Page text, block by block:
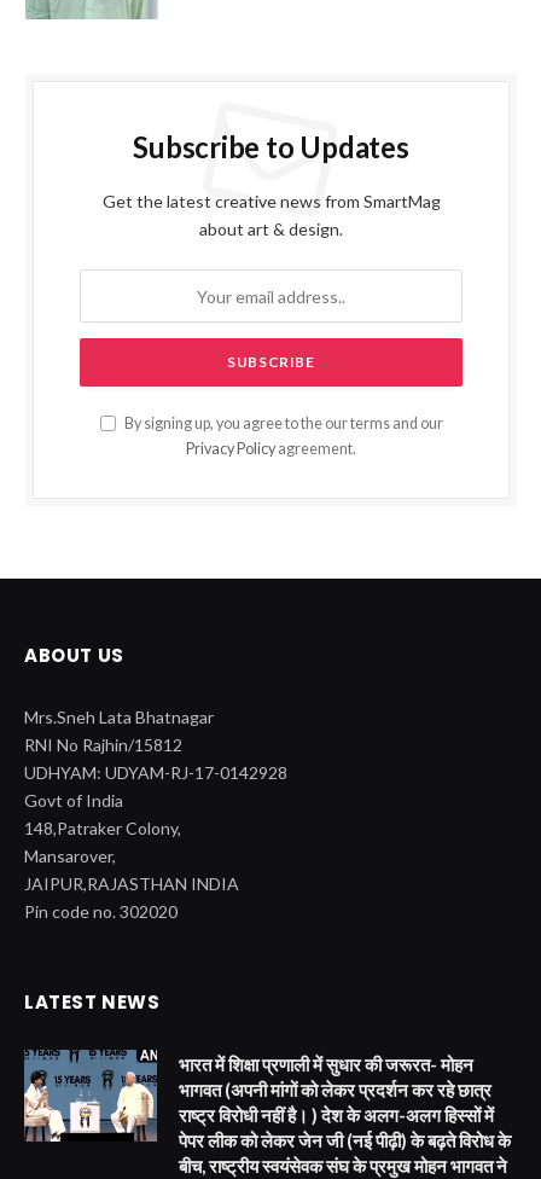
Subscribe to Updates
Get the latest creative news from SmartMag
about art & design.
By signing up, you agree to the our terms and our
Privacy Policy agreement.
ABOUT US
Mrs.Sneh Lata Bhatnagar
RNI No Rajhin/15812
UDHYAM: UDYAM-RJ-17-0142928
Govt of India
148,Patraker Colony,
Mansarover,
JAIPUR,RAJASTHAN INDIA
Pin code no. 302020
LATEST NEWS
भारत में शिक्षा प्रणाली में सुधार की जरूरत- मोहन
भागवत (अपनी मांगों को लेकर प्रदर्शन कर रहे छात्र
राष्ट्र विरोधी नहीं है। ) देश के अलग-अलग हिस्सों में
पेपर लीक को लेकर जेन जी (नई पीढ़ी) के बढ़ते विरोध के
बीच, राष्ट्रीय स्वयंसेवक संघ के प्रमुख मोहन भागवत ने